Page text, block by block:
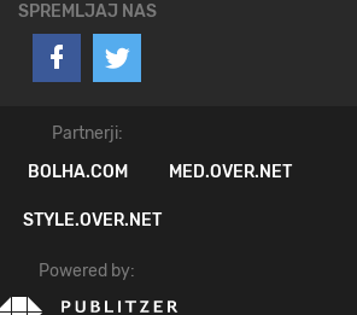
SPREMLJAJ NAS
Partnerji:
BOLHA.COM MED.OVER.NET
STYLE.OVER.NET
Powered by: